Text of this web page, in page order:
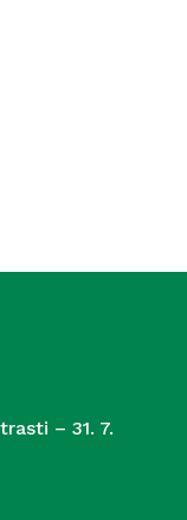
– 31. 7.